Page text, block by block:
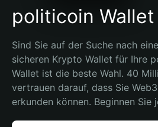
politicoin Wallet
Sind Sie auf der Suche nach
sicheren Krypto Wallet für Ihre
Wallet ist die beste Wahl. 40
vertrauen darauf, dass Sie
erkunden können. Beginnen Sie